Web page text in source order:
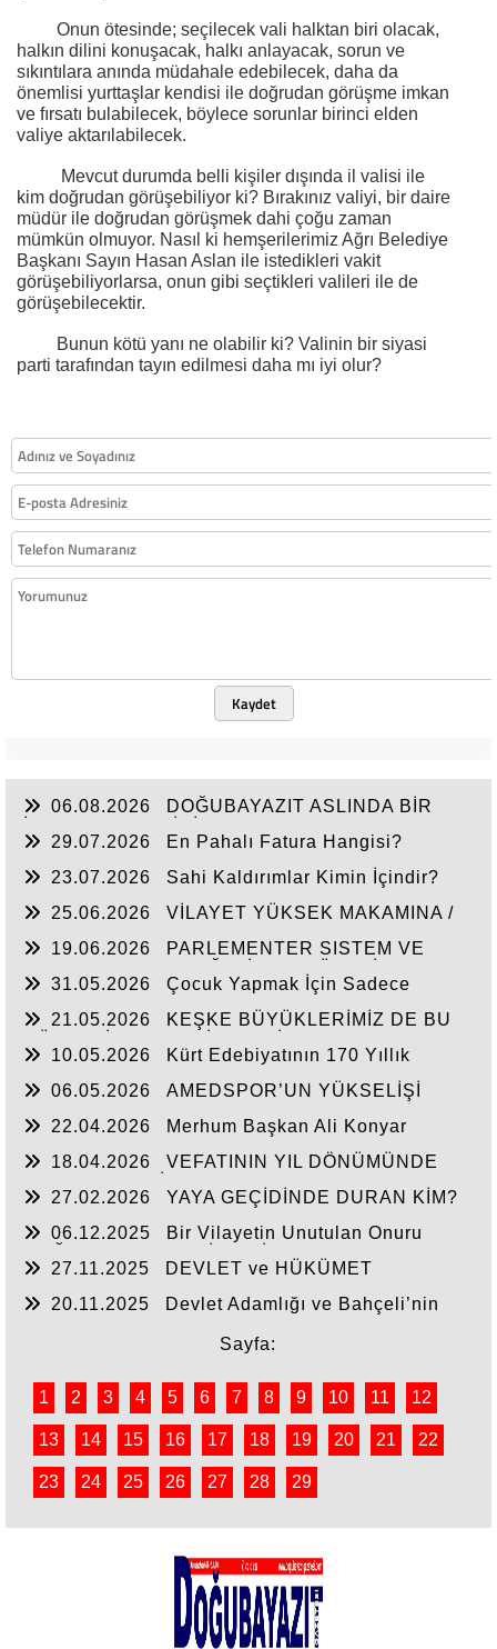
Onun ötesinde; seçilecek vali halktan biri olacak,
halkın dilini konuşacak, halkı anlayacak, sorun ve
sıkıntılara anında müdahale edebilecek, daha da
önemlisi yurttaşlar kendisi ile doğrudan görüşme imkan
ve fırsatı bulabilecek, böylece sorunlar birinci elden
valiye aktarılabilecek.
Mevcut durumda belli kişiler dışında il valisi ile
kim doğrudan görüşebiliyor ki? Bırakınız valiyi, bir daire
müdür ile doğrudan görüşmek dahi çoğu zaman
mümkün olmuyor. Nasıl ki hemşerilerimiz Ağrı Belediye
Başkanı Sayın Hasan Aslan ile istedikleri vakit
görüşebiliyorlarsa, onun gibi seçtikleri valileri ile de
görüşebilecektir.
Bunun kötü yanı ne olabilir ki? Valinin bir siyasi
parti tarafından tayın edilmesi daha mı iyi olur?
Kaydet
06.08.2026
DOĞUBAYAZIT ASLINDA BİR
29.07.2026
En Pahalı Fatura Hangisi?
23.07.2026
Sahi Kaldırımlar Kimin İçindir?
25.06.2026
VİLAYET YÜKSEK MAKAMINA /
19.06.2026
PARLEMENTER SISTEM VE
DEĞERLENDIRME
31.05.2026
Çocuk Yapmak İçin Sadece
21.05.2026
KEŞKE BÜYÜKLERİMİZ DE BU
10.05.2026
Kürt Edebiyatının 170 Yıllık
06.05.2026
AMEDSPOR’UN YÜKSELİŞİ
22.04.2026
Merhum Başkan Ali Konyar
18.04.2026
VEFATININ YIL DÖNÜMÜNDE
27.02.2026
YAYA GEÇİDİNDE DURAN KİM?
06.12.2025
Bir Vilayetin Unutulan Onuru
27.11.2025
DEVLET ve HÜKÜMET
20.11.2025
Devlet Adamlığı ve Bahçeli’nin
Sayfa:
1 2 3 4 5 6 7 8 9 10 11 12
13 14 15 16 17 18 19 20 21 22
23 24 25 26 27 28 29